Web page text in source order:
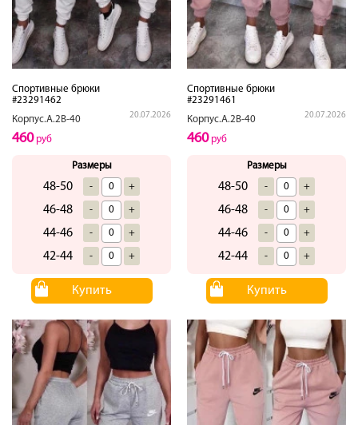
Спортивные брюки
#23291462
Корпус.А.2В-40
20.07.2026
460руб
Размеры
48-50 - +
46-48 - +
44-46 - +
42-44 - +
Купить
Спортивные брюки
#23291461
Корпус.А.2В-40
20.07.2026
460руб
Размеры
48-50 - +
46-48 - +
44-46 - +
42-44 - +
Купить